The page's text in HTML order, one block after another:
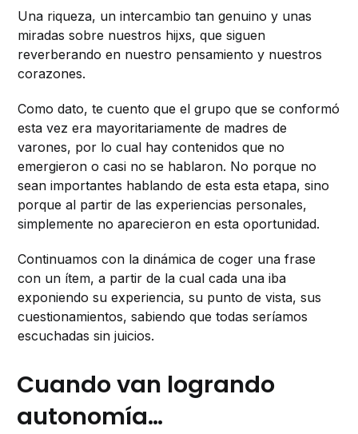
Una riqueza, un intercambio tan genuino y unas
miradas sobre nuestros hijxs, que siguen
reverberando en nuestro pensamiento y nuestros
corazones.
Como dato, te cuento que el grupo que se conformó
esta vez era mayoritariamente de madres de
varones, por lo cual hay contenidos que no
emergieron o casi no se hablaron. No porque no
sean importantes hablando de esta esta etapa, sino
porque al partir de las experiencias personales,
simplemente no aparecieron en esta oportunidad.
Continuamos con la dinámica de coger una frase
con un ítem, a partir de la cual cada una iba
exponiendo su experiencia, su punto de vista, sus
cuestionamientos, sabiendo que todas seríamos
escuchadas sin juicios.
Cuando van logrando
autonomía…